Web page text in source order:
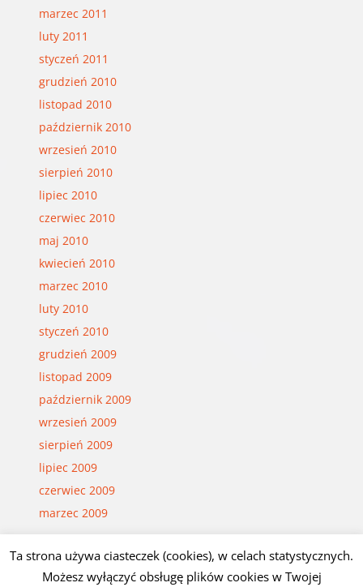
marzec 2011
luty 2011
styczeń 2011
grudzień 2010
listopad 2010
październik 2010
wrzesień 2010
sierpień 2010
lipiec 2010
czerwiec 2010
maj 2010
kwiecień 2010
marzec 2010
luty 2010
styczeń 2010
grudzień 2009
listopad 2009
październik 2009
wrzesień 2009
sierpień 2009
lipiec 2009
czerwiec 2009
marzec 2009
© Czesław Białczyński
Ta strona używa ciasteczek (cookies), w celach statystycznych.
Możesz wyłączyć obsługę plików cookies w Twojej